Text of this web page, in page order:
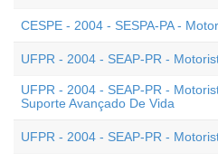
CESPE - 2004 - SESPA-PA -
UFPR - 2004 - SEAP-PR -
UFPR - 2004 - SEAP-PR -
Suporte Avançado De Vida
UFPR - 2004 - SEAP-PR -